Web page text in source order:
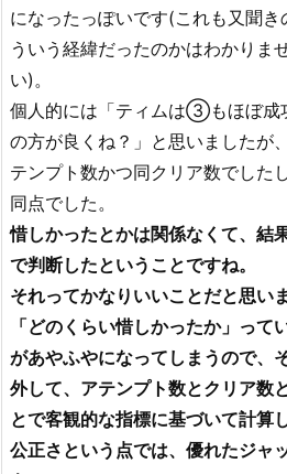
になったっぽいです(これも又聞
ういう経緯だったのかはわかりま
い)。
個人的には「ティムは③もほぼ成
の方が良くね？」と思いましたが
テンプト数かつ同クリア数でした
同点でした。
惜しかったとかは関係なくて、結
で判断したということですね。
それってかなりいいことだと思いま
「どのくらい惜しかったか」って
があやふやになってしまうので、
外して、アテンプト数とクリア数
とで客観的な指標に基づいて計算
公正さという点では、優れたジャ